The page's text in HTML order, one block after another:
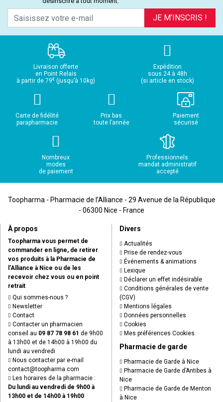
JE M’INSCRIS !
Livraison offerte
en Point Relais
à partir de 79€ (jusqu’à 10kg)
Expédition
sous 24 à 48h
(si article en stock)
Carte de fidélité
parapharmacie
Prix bas
toute l’année
Paiement
sécurisé
Nombreux
modes
de paiement
Professionnels
mandat administratif
accepté
Toopharma - Pharmacie de l’Alliance - 29 Avenue de la République
- 06300 Nice - France
À propos
Toopharma vous permet de
commander en ligne, de retirer
vos produits à la Pharmacie de
l’Alliance à Nice ou de les
recevoir chez vous ou en point
retrait
Qui sommes-nous ?
Newsletter
Contact
Contacter un pharmacien
conseil au 09 87 78 98 61 de 9h00
à 13h00 et de 14h00 à 19h00 du
lundi au vendredi
Nous contacter par e-mail
contact@toopharma.com
Les horaires de la pharmacie :
Du lundi au vendredi de 9h00 à
13h00 et de 14h00 à 19h00
Divers
Actualités
Prise de rendez-vous
Événements & animations
Lexique
Déclarer un effet indésirable
Conditions générales de vente
(CGV)
Mentions légales
Données personnelles
Cookies
Mes préférences Cookies
Pharmacie de garde
Pharmacie de Garde à Nice
Pharmacie de Garde d’Antibes à
Nice
Pharmacie de Garde de Menton
à Nice